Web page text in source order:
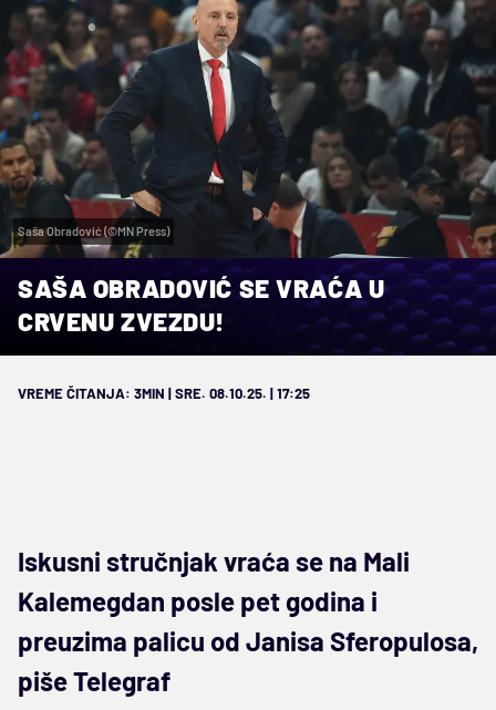
Saša Obradović (©MN Press)
SAŠA OBRADOVIĆ SE VRAĆA U
CRVENU ZVEZDU!
VREME ČITANJA: 3MIN | SRE. 08.10.25. | 17:25
Iskusni stručnjak vraća se na Mali
Kalemegdan posle pet godina i
preuzima palicu od Janisa Sferopulosa,
piše Telegraf